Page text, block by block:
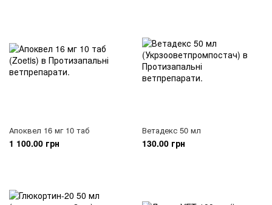
Апоквел 16 мг 10 таб
1 100.00 грн
Ветадекс 50 мл
130.00 грн